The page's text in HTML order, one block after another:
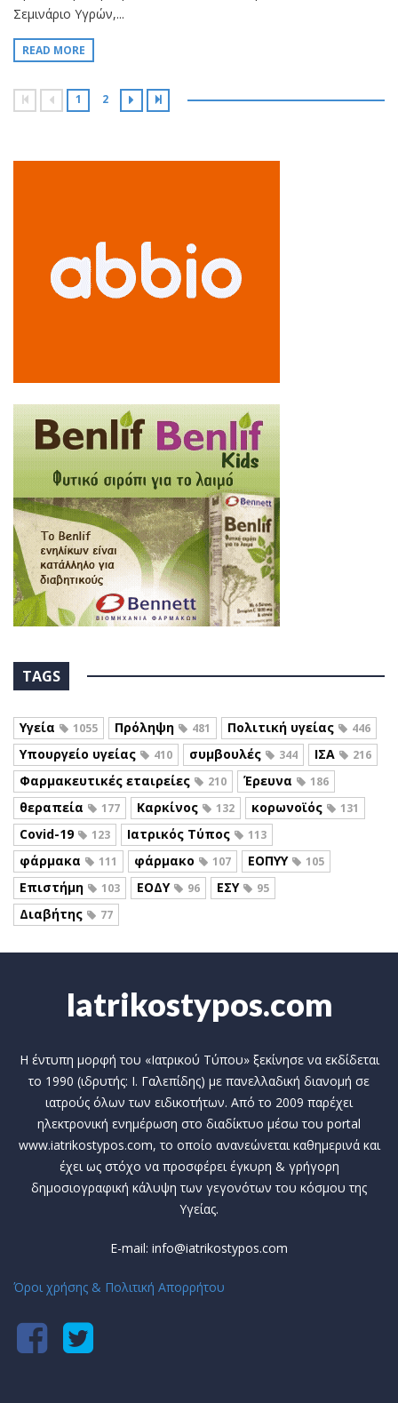
Σεμινάριο Υγρών,...
READ MORE
1 2
TAGS
Υγεία 1055 Πρόληψη 481 Πολιτική υγείας 446
Υπουργείο υγείας 410 συμβουλές 344 ΙΣΑ 216
Φαρμακευτικές εταιρείες 210 Έρευνα 186
θεραπεία 177 Καρκίνος 132 κορωνοϊός 131
Covid-19 123 Ιατρικός Τύπος 113
φάρμακα 111 φάρμακο 107 ΕΟΠΥΥ 105
Επιστήμη 103 ΕΟΔΥ 96 ΕΣΥ 95
Διαβήτης 77
Iatrikostypos.com
Η έντυπη μορφή του «Ιατρικού Τύπου» ξεκίνησε να εκδίδεται
το 1990 (ιδρυτής: Ι. Γαλεπίδης) με πανελλαδική διανομή σε
ιατρούς όλων των ειδικοτήτων. Από το 2009 παρέχει
ηλεκτρονική ενημέρωση στο διαδίκτυο μέσω του portal
www.iatrikostypos.com, το οποίο ανανεώνεται καθημερινά και
έχει ως στόχο να προσφέρει έγκυρη & γρήγορη
δημοσιογραφική κάλυψη των γεγονότων του κόσμου της
Υγείας.
E-mail: info@iatrikostypos.com
Όροι χρήσης & Πολιτική Απορρήτου